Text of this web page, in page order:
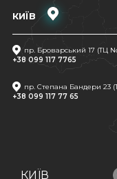
КИЇВ
пр. Броварський 17 (ТЦ
+38 099 117 7765
пр. Степана Бандери 23
+38 099 117 77 65
КИЇВ